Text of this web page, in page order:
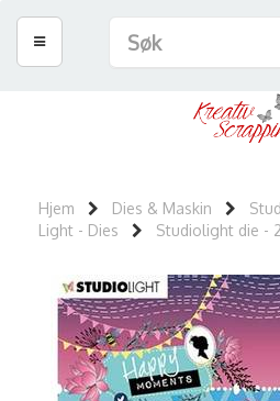
Hjem Dies & Maskin
Light - Dies
Studiolight die -